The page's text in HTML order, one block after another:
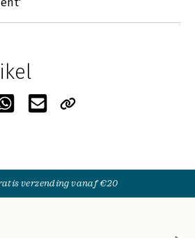
verzending vanaf €20